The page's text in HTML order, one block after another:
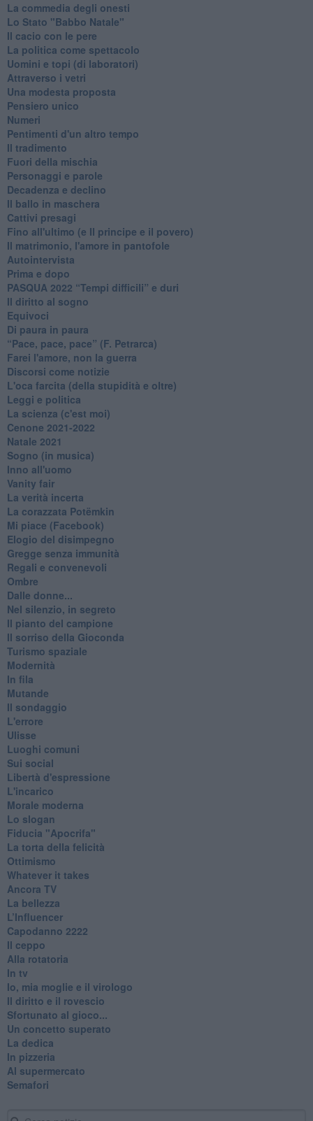
La commedia degli onesti
Lo Stato "Babbo Natale"
Il cacio con le pere
La politica come spettacolo
Uomini e topi (di laboratori)
Attraverso i vetri
Una modesta proposta
Pensiero unico
Numeri
Pentimenti d'un altro tempo
Il tradimento
Fuori della mischia
Personaggi e parole
Decadenza e declino
Il ballo in maschera
Cattivi presagi
Fino all'ultimo (e Il principe e il povero)
Il matrimonio, l'amore in pantofole
Autointervista
Prima e dopo
​PASQUA 2022 “Tempi difficili” e duri
Il diritto al sogno
Equivoci
Di paura in paura
​“Pace, pace, pace” (F. Petrarca)
Farei l'amore, non la guerra
Discorsi come notizie
L'oca farcita (della stupidità e oltre)
Leggi e politica
La scienza (c'est moi)
Cenone 2021-2022
Natale 2021
Sogno (in musica)
Inno all'uomo
Vanity fair
La verità incerta
La corazzata Potëmkin
Mi piace (Facebook)
Elogio del disimpegno
Gregge senza immunità
Regali e convenevoli
Ombre
Dalle donne...
Nel silenzio, in segreto
Il pianto del campione
Il sorriso della Gioconda
Turismo spaziale
Modernità
In fila
Mutande
Il sondaggio
L'errore
Ulisse
Luoghi comuni
Sui social
Libertà d'espressione
L'incarico
Morale moderna
Lo slogan
Fiducia "Apocrifa"
La torta della felicità
Ottimismo
Whatever it takes
Ancora TV
La bellezza
L’Influencer
​Capodanno 2222
Il ceppo
Alla rotatoria
In tv
Io, mia moglie e il virologo
Il diritto e il rovescio
Sfortunato al gioco...
Un concetto superato
La dedica
In pizzeria
Al supermercato
Semafori